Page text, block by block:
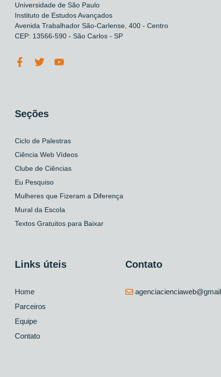
Universidade de São Paulo
Instituto de Estudos Avançados
Avenida Trabalhador São-Carlense, 400 - Centro
CEP: 13566-590 - São Carlos - SP
Seções
Ciclo de Palestras
Ciência Web Vídeos
Clube de Ciências
Eu Pesquiso
Mulheres que Fizeram a Diferença
Mural da Escola
Textos Gratuitos para Baixar
Links úteis
Home
Parceiros
Equipe
Contato
Contato